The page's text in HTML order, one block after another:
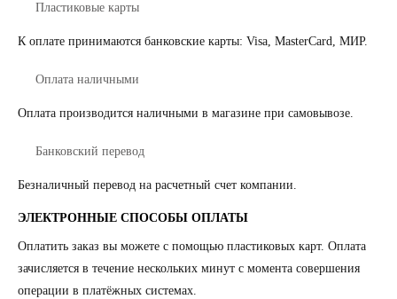
Пластиковые карты
К оплате принимаются банковские карты: Visa, MasterCard, МИР.
Оплата наличными
Оплата производится наличными в магазине при самовывозе.
Банковский перевод
Безналичный перевод на расчетный счет компании.
ЭЛЕКТРОННЫЕ СПОСОБЫ ОПЛАТЫ
Оплатить заказ вы можете с помощью пластиковых карт. Оплата
зачисляется в течение нескольких минут с момента совершения
операции в платёжных системах.